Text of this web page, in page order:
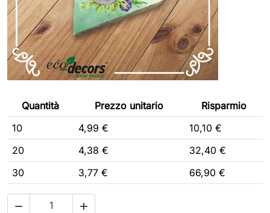
Quantità Prezzo unitario
Risparmio
10
4,99 €
10,10 €
20
4,38 €
32,40 €
30
3,77 € 66,90 €
 